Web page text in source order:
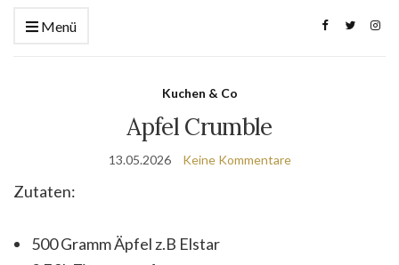
Menü
Kuchen & Co
Apfel Crumble
13.05.2026 Keine Kommentare
Zutaten:
500 Gramm Äpfel z.B Elstar